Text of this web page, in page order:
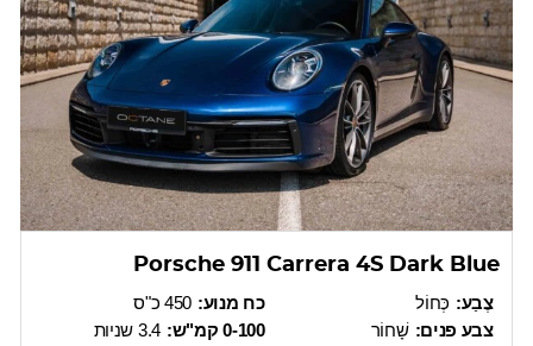
Porsche 911 Carrera 4S Dark Blue
כח מנוע: 450 כ"ס
0-100 קמ"ש:
3.4 שניות
צֶבַע: כְּחוֹל
צבע פנים: שָׁחוֹר